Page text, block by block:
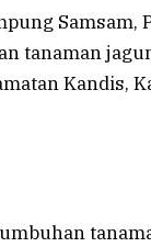
Samsam,
tanaman
Kandis,